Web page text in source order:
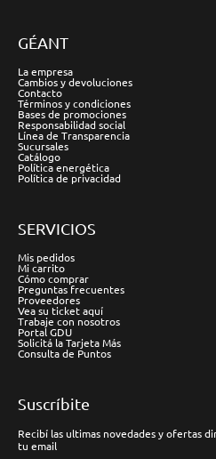
GÉANT
La empresa
Cambios y devoluciones
Contacto
Términos y condiciones
Bases de promociones
Responsabilidad social
Línea de Transparencia
Sucursales
Catálogo
Política energética
Política de privacidad
SERVICIOS
Mis pedidos
Mi carrito
Cómo comprar
Preguntas frecuentes
Proveedores
Vea su ticket aquí
Trabaje con nosotros
Portal GDU
Solicitá la Tarjeta Más
Consulta de Puntos
Suscríbite
Recibí las ultimas novedades y ofertas
tu email